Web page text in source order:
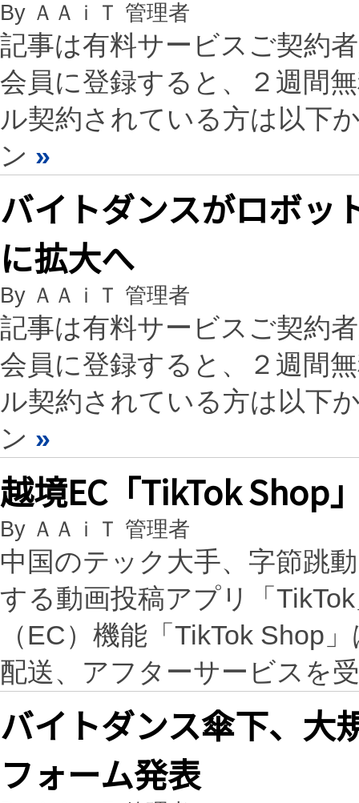
By ＡＡｉＴ 管理者
記事は有料サービスご契約
会員に登録すると、２週間
ル契約されている方は以下
ン »
バイトダンスがロボッ
に拡大へ
By ＡＡｉＴ 管理者
記事は有料サービスご契約
会員に登録すると、２週間
ル契約されている方は以下
ン »
越境EC「TikTok Shop
By ＡＡｉＴ 管理者
中国のテック大手、字節跳
する動画投稿アプリ「
（EC）機能「TikTok Shop
配送、アフターサービスを
バイトダンス傘下、大
フォーム発表